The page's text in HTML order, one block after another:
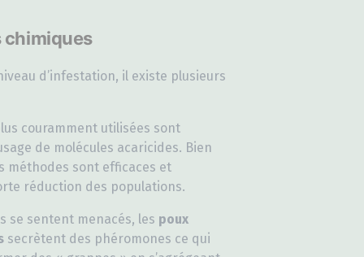
chimiques
d’infestation, il existe plusieurs
couramment utilisées sont
de molécules acaricides. Bien
méthodes sont efficaces et
réduction des populations.
se sentent menacés, les poux
secrètent des phéromones ce qui